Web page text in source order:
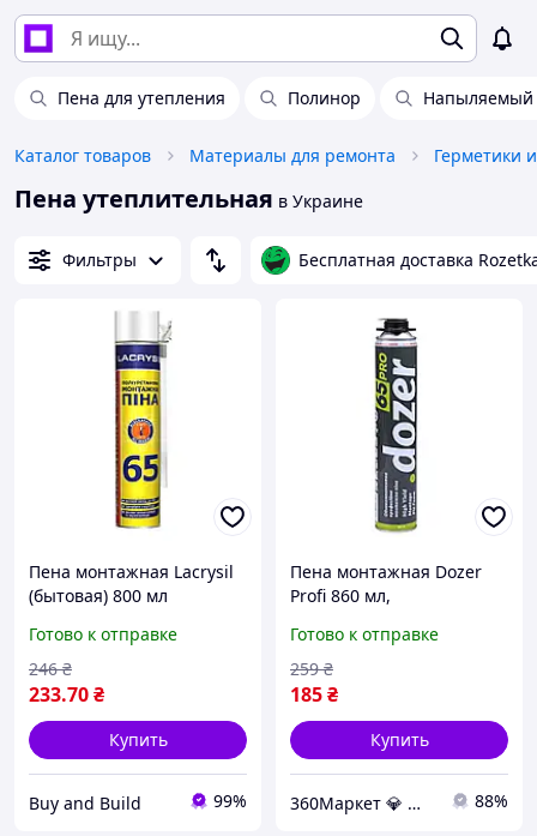
Пена для утепления Полинор Напыляемый
Каталог товаров Материалы для ремонта Герметики
Пена утеплительная в Украине
Фильтры Бесплатная доставка
Пена монтажная Lacrysil
(бытовая) 800 мл
Готово к отправке
233.70₴
246 ₴
Купить
Buy and Build 99%
Пена монтажная Dozer
Profi 860 мл,
утепляющая для
профессионалов
Готово к отправке
185₴
259 ₴
Купить
360Маркет 💎 — всё, что нужно под рукой ✅ 88%